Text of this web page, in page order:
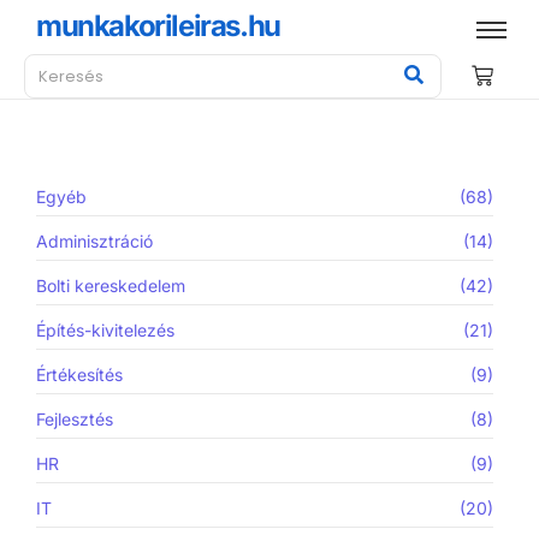
munkakorileiras.hu
Egyéb (68)
Adminisztráció (14)
Bolti kereskedelem (42)
Építés-kivitelezés (21)
Értékesítés (9)
Fejlesztés (8)
HR (9)
IT (20)